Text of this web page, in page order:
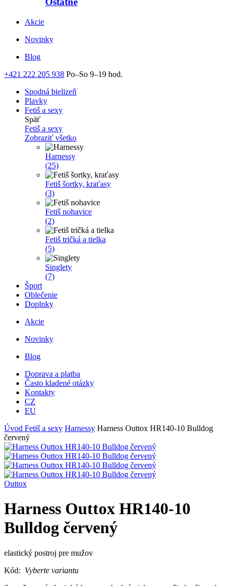
Akcie
Novinky
Blog
+421 222 205 938 Po–So 9–19 hod.
Spodná bielizeň
Plavky
Fetiš a sexy
Späť
Fetiš a sexy
Zobraziť všetko
Harnessy
(25)
Fetiš šortky, kraťasy
(3)
Fetiš nohavice
(2)
Fetiš tričká a tielka
(5)
Singlety
(7)
Šport
Oblečenie
Doplnky
Akcie
Novinky
Blog
Doprava a platba
Často kladené otázky
Kontakty
CZ
EU
Úvod Fetiš a sexy Harnessy Harness Outtox HR140-10 Bulldog
červený
Outtox
Harness Outtox HR140-10
Bulldog červený
elastický postroj pre mužov
Kód: Vyberte variantu